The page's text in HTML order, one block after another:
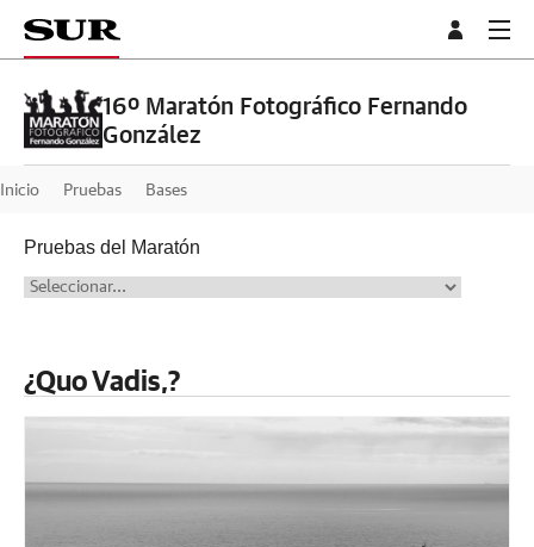
16º Maratón Fotográfico Fernando
González
Inicio Pruebas Bases
Pruebas del Maratón
¿Quo Vadis,?